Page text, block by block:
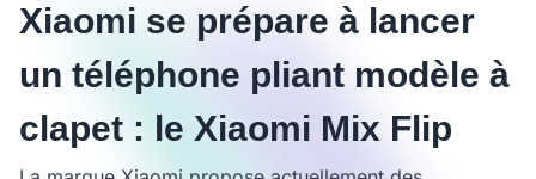
Xiaomi se prépare à lancer
un téléphone pliant modèle à
clapet : le Xiaomi Mix Flip